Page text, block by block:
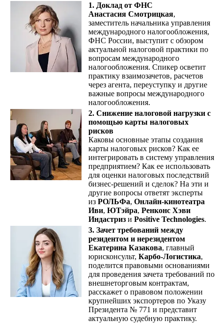
1. Доклад от ФНС
Анастасия Смотрицкая,
заместитель начальника управления
международного налогообложения,
ФНС России, выступит с обзором
актуальной налоговой практики по
вопросам международного
налогообложения. Спикер осветит
практику взаимозачетов, расчетов
через агента, переуступку и другие
важные вопросы международного
налогообложения.
2. Снижение налоговой нагрузки с
помощью карты налоговых
рисков
Каковы основные этапы создания
карты налоговых рисков? Как ее
интегрировать в систему управления
предприятием? Как ее использовать
для оценки налоговых последствий
бизнес-решений и сделок? На эти и
другие вопросы ответят эксперты
из РОЛЬФа, Онлайн-кинотеатра
Иви, ЮТэйра, Ренконс Хэви
Индастриз и Positive Technologies.
3. Зачет требований между
резидентом и нерезидентом
Екатерина Казакова, главный
юрисконсульт, Карбо-Логистика,
поделится правовыми основаниями
для проведения зачета требований по
внешнеторговым контрактам,
расскажет о правовом положении
крупнейших экспортеров по Указу
Президента № 771 и представит
актуальную судебную практику.